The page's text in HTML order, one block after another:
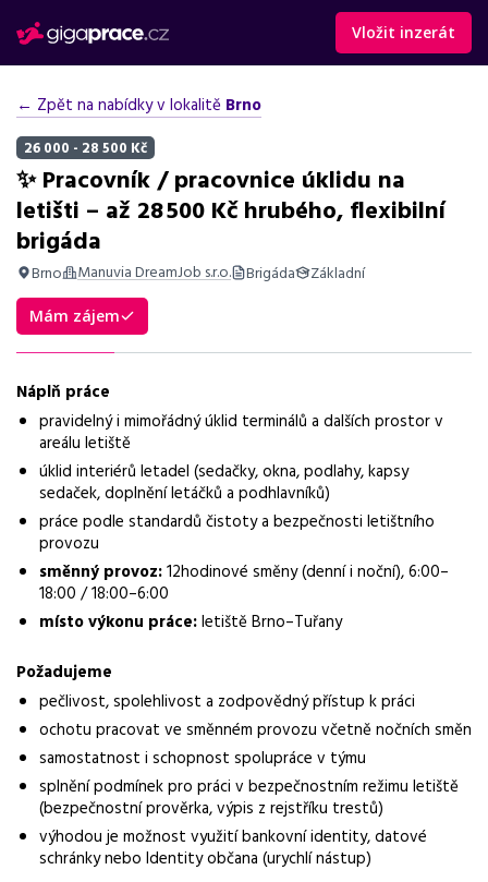
Vložit inzerát
← Zpět na nabídky v lokalitě Brno
26 000 - 28 500 Kč
✨ Pracovník / pracovnice úklidu na
letišti – až 28 500 Kč hrubého, flexibilní
brigáda
Brno Manuvia DreamJob s.r.o. Brigáda Základní
Shrnutí nabídky
Nabídka práce na letišti Brno, úklidové práce, směny včetně
Základní informace
Pozice
Pracovník úklidu na letišti
Normalizovaná profese
úklidč
Obor / skupina
úklid
Lokalita nabídky
Brno
Zaměstnavatel / agentura
Manuvia DreamJob s.r.o.
Typ úvazku
Brigáda
Mám zájem
Náplň práce
pravidelný i mimořádný úklid terminálů a dalších prostor v
areálu letiště
úklid interiérů letadel (sedačky, okna, podlahy, kapsy
sedaček, doplnění letáčků a podhlavníků)
práce podle standardů čistoty a bezpečnosti letištního
provozu
směnný provoz:12hodinové směny (denní i noční), 6:00–
18:00 / 18:00–6:00
místo výkonu práce:letiště Brno–Tuřany
Požadujeme
pečlivost, spolehlivost a zodpovědný přístup k práci
ochotu pracovat ve směnném provozu včetně nočních směn
samostatnost i schopnost spolupráce v týmu
splnění podmínek pro práci v bezpečnostním režimu letiště
(bezpečnostní prověrka, výpis z rejstříku trestů)
výhodou je možnost využití bankovní identity, datové
schránky nebo Identity občana (urychlí nástup)